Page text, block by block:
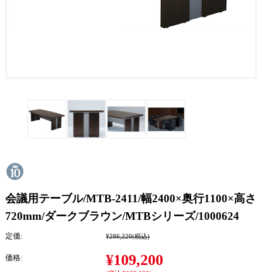
会議用テーブル/MTB-2411/幅2400×奥行1100×高さ
720mm/ダークブラウン/MTBシリーズ/1000624
定価: ¥286,220(税込)
価格: ¥109,200